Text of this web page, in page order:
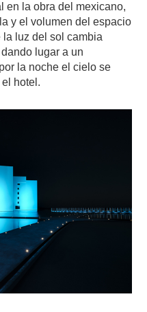
en la obra del mexicano,
y el volumen del espacio
luz del sol cambia
lugar a un
la noche el cielo se
hotel.